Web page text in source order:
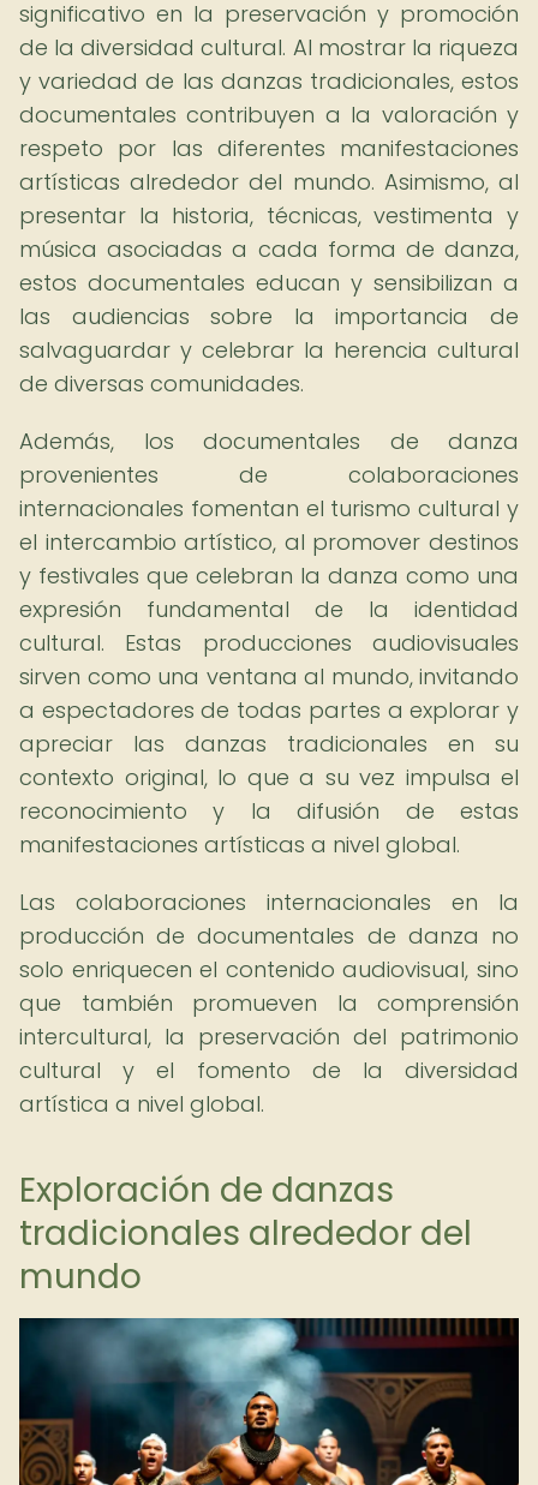
significativo en la preservación y promoción
de la diversidad cultural. Al mostrar la riqueza
y variedad de las danzas tradicionales, estos
documentales contribuyen a la valoración y
respeto por las diferentes manifestaciones
artísticas alrededor del mundo. Asimismo, al
presentar la historia, técnicas, vestimenta y
música asociadas a cada forma de danza,
estos documentales educan y sensibilizan a
las audiencias sobre la importancia de
salvaguardar y celebrar la herencia cultural
de diversas comunidades.
Además, los documentales de danza
provenientes de colaboraciones
internacionales fomentan el turismo cultural y
el intercambio artístico, al promover destinos
y festivales que celebran la danza como una
expresión fundamental de la identidad
cultural. Estas producciones audiovisuales
sirven como una ventana al mundo, invitando
a espectadores de todas partes a explorar y
apreciar las danzas tradicionales en su
contexto original, lo que a su vez impulsa el
reconocimiento y la difusión de estas
manifestaciones artísticas a nivel global.
Las colaboraciones internacionales en la
producción de documentales de danza no
solo enriquecen el contenido audiovisual, sino
que también promueven la comprensión
intercultural, la preservación del patrimonio
cultural y el fomento de la diversidad
artística a nivel global.
Exploración de danzas
tradicionales alrededor del
mundo